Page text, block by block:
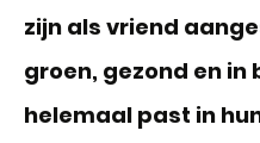
zijn als vriend
groen, gezond en in
helemaal past in